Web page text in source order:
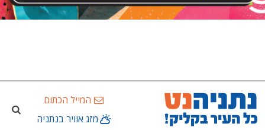
המייל הכתום
מזג אוויר בנתניה